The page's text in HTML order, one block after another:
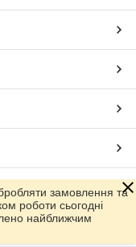
замовлення та
роботи сьогодні
найближчим